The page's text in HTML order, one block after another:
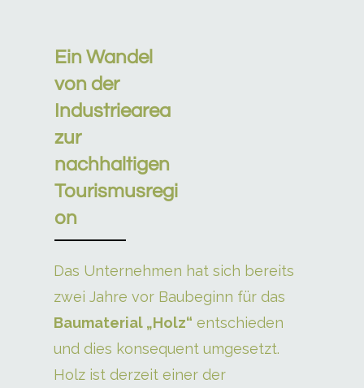
Ein Wandel
von der
Industriearea
zur
nachhaltigen
Tourismusregi
on
Das Unternehmen hat sich bereits
zwei Jahre vor Baubeginn für das
Baumaterial „Holz“ entschieden
und dies konsequent umgesetzt.
Holz ist derzeit einer der